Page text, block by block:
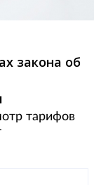
закона об
тарифов